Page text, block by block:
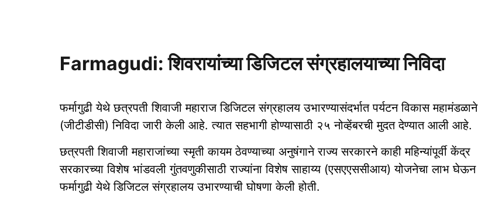
Farmagudi: शिवरायांच्‍या डिजिटल संग्रहालयाच्‍या निविदा
फर्मागुढी येथे छत्रपती शिवाजी महाराज डिजिटल संग्रहालय उभारण्‍यासंदर्भात पर्यटन विकास महामंडळाने
(जीटीडीसी) निविदा जारी केली आहे. त्‍यात सहभागी होण्‍यासाठी २५ नोव्‍हेंबरची मुदत देण्‍यात आली आहे.
छत्रपती शिवाजी महाराजांच्‍या स्‍मृती कायम ठेवण्‍याच्‍या अनुषंगाने राज्‍य सरकारने काही महिन्‍यांपूर्वी केंद्र
सरकारच्‍या विशेष भांडवली गुंतवणुकीसाठी राज्यांना विशेष साहाय्य (एसएएससीआय) योजनेचा लाभ घेऊन
फर्मागुढी येथे डिजिटल संग्रहालय उभारण्‍याची घोषणा केली होती.